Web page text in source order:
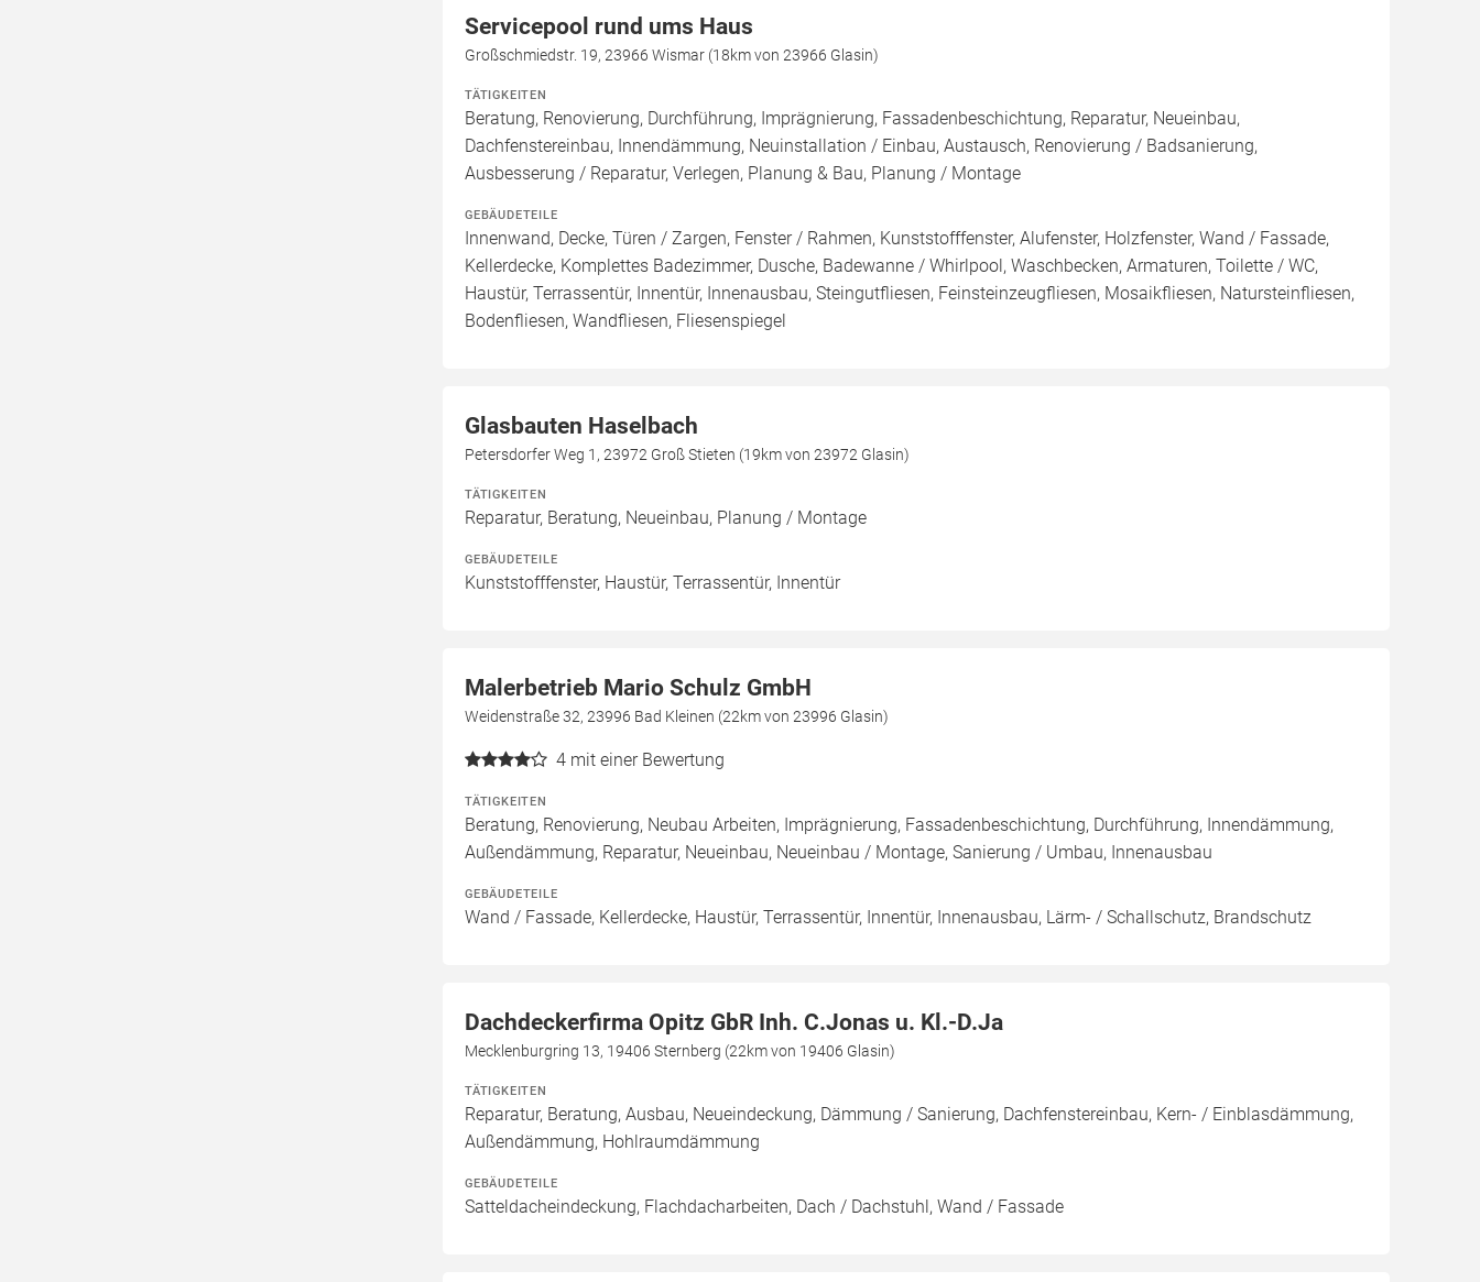
Servicepool rund ums Haus
Großschmiedstr. 19, 23966 Wismar (18km von 23966 Glasin)
TÄTIGKEITEN
Beratung, Renovierung, Durchführung, Imprägnierung, Fassadenbeschichtung, Reparatur, Neueinbau,
Dachfenstereinbau, Innendämmung, Neuinstallation / Einbau, Austausch, Renovierung / Badsanierung,
Ausbesserung / Reparatur, Verlegen, Planung & Bau, Planung / Montage
GEBÄUDETEILE
Innenwand, Decke, Türen / Zargen, Fenster / Rahmen, Kunststofffenster, Alufenster, Holzfenster, Wand / Fassade,
Kellerdecke, Komplettes Badezimmer, Dusche, Badewanne / Whirlpool, Waschbecken, Armaturen, Toilette / WC,
Haustür, Terrassentür, Innentür, Innenausbau, Steingutfliesen, Feinsteinzeugfliesen, Mosaikfliesen, Natursteinfliesen,
Bodenfliesen, Wandfliesen, Fliesenspiegel
Glasbauten Haselbach
Petersdorfer Weg 1, 23972 Groß Stieten (19km von 23972 Glasin)
TÄTIGKEITEN
Reparatur, Beratung, Neueinbau, Planung / Montage
GEBÄUDETEILE
Kunststofffenster, Haustür, Terrassentür, Innentür
Malerbetrieb Mario Schulz GmbH
Weidenstraße 32, 23996 Bad Kleinen (22km von 23996 Glasin)
4 mit einer Bewertung
TÄTIGKEITEN
Beratung, Renovierung, Neubau Arbeiten, Imprägnierung, Fassadenbeschichtung, Durchführung, Innendämmung,
Außendämmung, Reparatur, Neueinbau, Neueinbau / Montage, Sanierung / Umbau, Innenausbau
GEBÄUDETEILE
Wand / Fassade, Kellerdecke, Haustür, Terrassentür, Innentür, Innenausbau, Lärm- / Schallschutz, Brandschutz
Dachdeckerfirma Opitz GbR Inh. C.Jonas u. Kl.-D.Ja
Mecklenburgring 13, 19406 Sternberg (22km von 19406 Glasin)
TÄTIGKEITEN
Reparatur, Beratung, Ausbau, Neueindeckung, Dämmung / Sanierung, Dachfenstereinbau, Kern- / Einblasdämmung,
Außendämmung, Hohlraumdämmung
GEBÄUDETEILE
Satteldacheindeckung, Flachdacharbeiten, Dach / Dachstuhl, Wand / Fassade